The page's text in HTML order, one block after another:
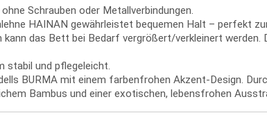
Schrauben oder Metallverbindungen.
HAINAN gewährleistet bequemen Halt – perfekt
kann das Bett bei Bedarf vergrößert/verkleinert
stabil und pflegeleicht.
BURMA mit einem farbenfrohen Akzent-Design.
Bambus und einer exotischen, lebensfrohen